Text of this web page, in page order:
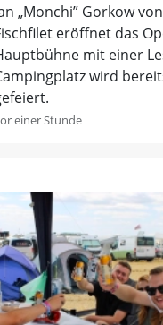
„Monchi” Gorkow
eröffnet das
mit einer
wird
einer Stunde